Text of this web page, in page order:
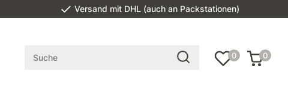
Versand mit DHL (auch an Packstationen)
0 0